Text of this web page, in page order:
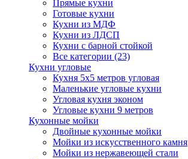
Прямые кухни
Готовые кухни
Кухни из МДФ
Кухни из ЛДСП
Кухни с барной стойкой
Все категории (23)
Кухни угловые
Кухня 5х5 метров угловая
Маленькие угловые кухни
Угловая кухня эконом
Угловые кухни 9 метров
Кухонные мойки
Двойные кухонные мойки
Мойки из искусственного камня
Мойки из нержавеющей стали